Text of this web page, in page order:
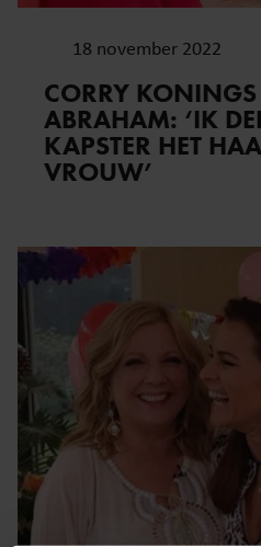
18 november 2022
CORRY KONINGS
ABRAHAM: ‘IK
KAPSTER HET
VROUW’